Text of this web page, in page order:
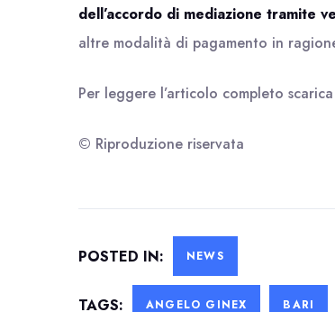
dell’accordo di mediazione tramite
altre modalità di pagamento in
Per leggere l’articolo completo
© Riproduzione riservata
POSTED IN: NEWS
TAGS: ANGELO GINEX BARI